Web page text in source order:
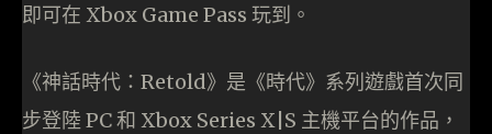
即可在 Xbox Game Pass 玩到。
《神話時代：Retold》是《時代》系列遊戲首次同
步登陸 PC 和 Xbox Series X|S 主機平台的作品，